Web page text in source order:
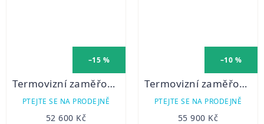
–15 %
Termovizní zaměřovač Hikmicro Stellar SH50
PTEJTE SE NA PRODEJNĚ
52 600 Kč
–10 %
Termovizní zaměřovač PARD TD32 -70 LRF 850nm
PTEJTE SE NA PRODEJNĚ
55 900 Kč